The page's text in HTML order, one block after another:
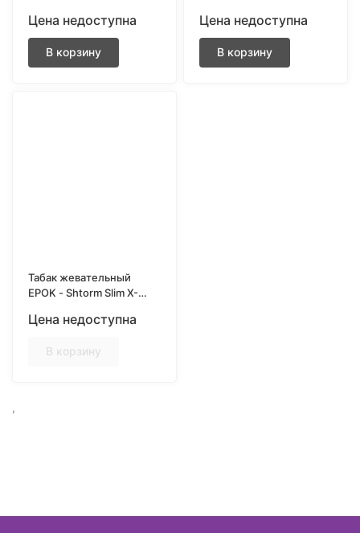
Цена недоступна
В корзину
Цена недоступна
В корзину
Табак жевательный
EPOK - Shtorm Slim X-
Цена недоступна
В корзину
,